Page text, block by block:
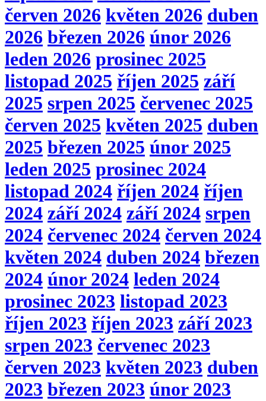
červen 2026 květen 2026 duben
2026 březen 2026 únor 2026
leden 2026 prosinec 2025
listopad 2025 říjen 2025 září
2025 srpen 2025 červenec 2025
červen 2025 květen 2025 duben
2025 březen 2025 únor 2025
leden 2025 prosinec 2024
listopad 2024 říjen 2024 říjen
2024 září 2024 září 2024 srpen
2024 červenec 2024 červen 2024
květen 2024 duben 2024 březen
2024 únor 2024 leden 2024
prosinec 2023 listopad 2023
říjen 2023 říjen 2023 září 2023
srpen 2023 červenec 2023
červen 2023 květen 2023 duben
2023 březen 2023 únor 2023